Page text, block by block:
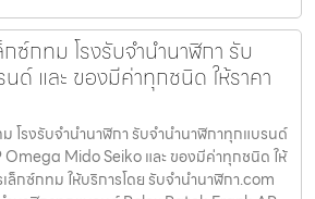
กซ์กทม โรงรับจำนำนาฬิกา รับ
ด์ และ ของมีค่าทุกชนิด ให้ราคา
โรงรับจำนำนาฬิกา รับจำนำนาฬิกาทุกแบรนด์
Mido Seiko และ ของมีค่าทุกชนิด ให้
ล็กซ์กทม ให้บริการโดย รับจํานํานาฬิกา.com